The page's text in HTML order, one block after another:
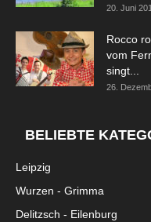
20. Juni
Rocco
vom
singt...
26.
BELIEBTE
Leipzig
Wurzen - Grimma
Delitzsch - Eilenburg